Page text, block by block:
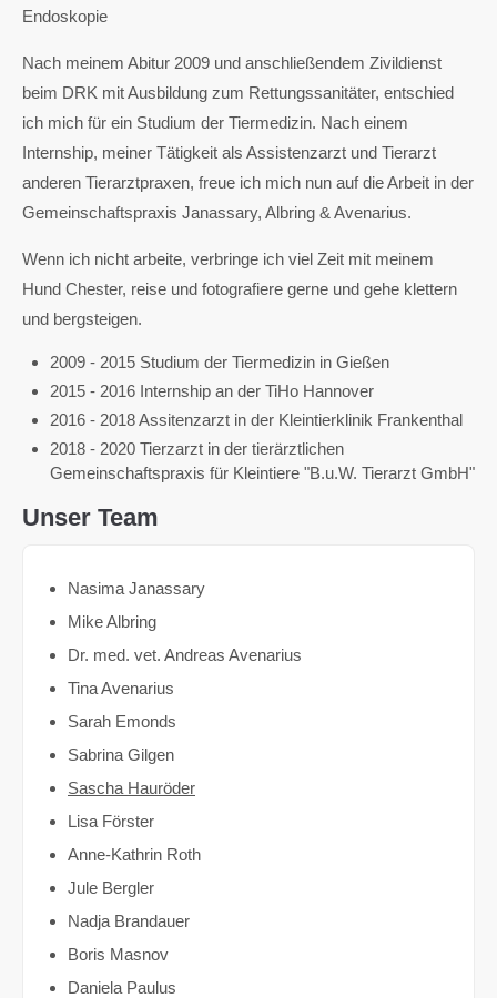
Endoskopie
Nach meinem Abitur 2009 und anschließendem Zivildienst
beim DRK mit Ausbildung zum Rettungssanitäter, entschied
ich mich für ein Studium der Tiermedizin. Nach einem
Internship, meiner Tätigkeit als Assistenzarzt und Tierarzt
anderen Tierarztpraxen, freue ich mich nun auf die Arbeit in der
Gemeinschaftspraxis Janassary, Albring & Avenarius.
Wenn ich nicht arbeite, verbringe ich viel Zeit mit meinem
Hund Chester, reise und fotografiere gerne und gehe klettern
und bergsteigen.
2009 - 2015 Studium der Tiermedizin in Gießen
2015 - 2016 Internship an der TiHo Hannover
2016 - 2018 Assitenzarzt in der Kleintierklinik Frankenthal
2018 - 2020 Tierzarzt in der tierärztlichen
Gemeinschaftspraxis für Kleintiere "B.u.W. Tierarzt GmbH"
Unser Team
Nasima Janassary
Mike Albring
Dr. med. vet. Andreas Avenarius
Tina Avenarius
Sarah Emonds
Sabrina Gilgen
Sascha Hauröder
Lisa Förster
Anne-Kathrin Roth
Jule Bergler
Nadja Brandauer
Boris Masnov
Daniela Paulus